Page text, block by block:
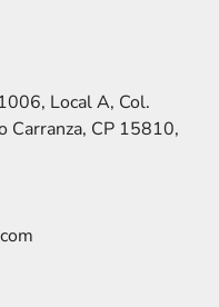
Local A, Col.
Carranza, CP 15810,